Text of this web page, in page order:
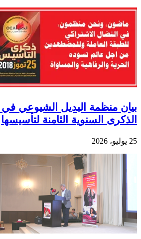
بيان منظمة البديل الشيوعي في
الذكرى السنوية الثامنة لتأسيسها
25 يوليو، 2026